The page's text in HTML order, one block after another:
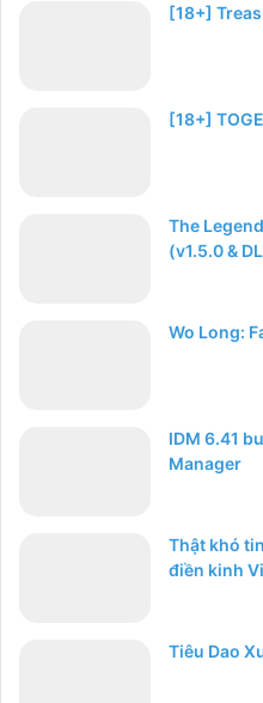
[18+]
[18+]
The
(v1.5.0 &
Wo Long:
IDM 6.41
Manager
Thật khó
điền kinh
Tiêu Dao